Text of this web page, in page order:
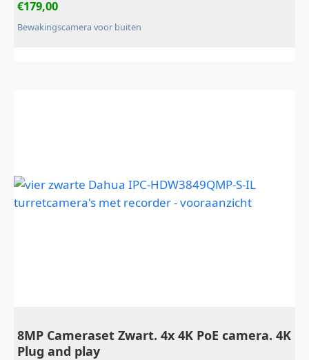
€179,00
Bewakingscamera voor buiten
8MP Cameraset Zwart. 4x 4K PoE camera. 4K
Plug and play